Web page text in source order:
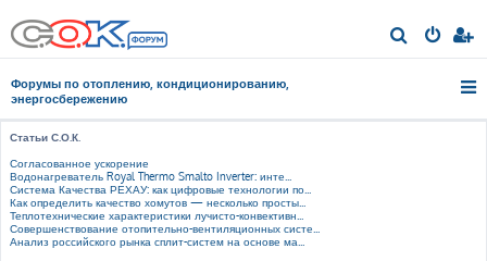
о
Форумы по отоплению, кондиционированию,
энергосбережению
Статьи С.О.К.
Согласованное ускорение
Водонагреватель Royal Thermo Smalto Inverter: инте...
Система Качества РЕХАУ: как цифровые технологии по...
Как определить качество хомутов — несколько просты...
Теплотехнические характеристики лучисто-конвективн...
Совершенствование отопительно-вентиляционных систе...
Анализ российского рынка сплит-систем на основе ма...